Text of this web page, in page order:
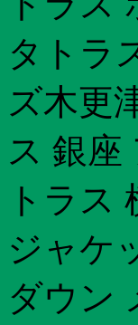
タトラ
ズ木更
ス 銀座
トラス
ジャケ
ダウン